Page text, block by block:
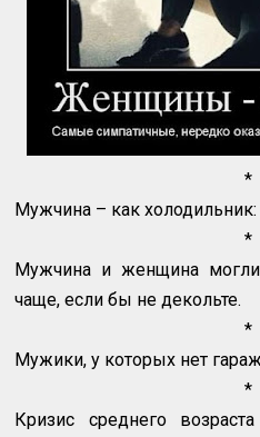
*
Мужчина – как
*
Мужчина и женщина могли
чаще, если бы не декольте.
*
Мужики, у которых нет
*
Кризис среднего